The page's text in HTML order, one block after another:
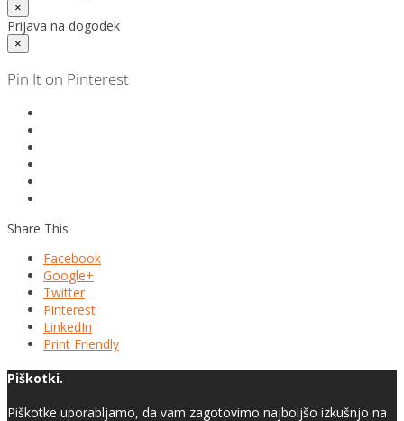
×
Prijava na dogodek
×
Pin It on Pinterest
Share This
Facebook
Google+
Twitter
Pinterest
LinkedIn
Print Friendly
Piškotki.
Piškotke uporabljamo, da vam zagotovimo najboljšo izkušnjo na